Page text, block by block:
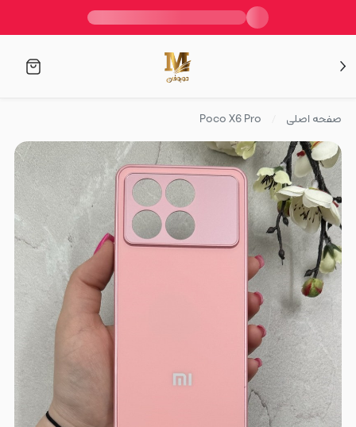
صفحه اصلی Poco X6 Pro